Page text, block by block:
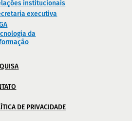
institucionais
executiva
da
DE PRIVACIDADE